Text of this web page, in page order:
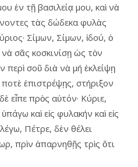
ἐν τῇ βασιλείᾳ μου, καὶ νὰ
τὰς δώδεκα φυλὰς
Σίμων, Σίμων, ἰδού, ὁ
σᾶς κοσκινίσῃ ὡς τὸν
περὶ σοῦ διὰ νὰ μή ἐκλείψῃ
ποτὲ ἐπιστρέψῃς, στήριξον
εἶπε πρὸς αὐτόν· Κύριε,
καὶ εἰς φυλακήν καὶ εἰς
Πέτρε, δὲν θέλει
πρὶν ἀπαρνηθῇς τρὶς ὅτι